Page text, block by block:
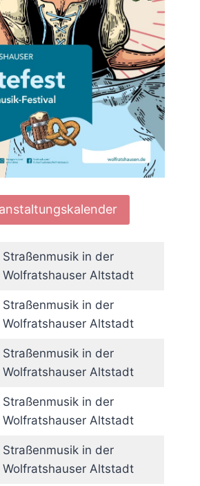
Straßenmusik in der
Wolfratshauser Altstadt
Straßenmusik in der
Wolfratshauser Altstadt
Straßenmusik in der
Wolfratshauser Altstadt
Straßenmusik in der
Wolfratshauser Altstadt
Straßenmusik in der
Wolfratshauser Altstadt